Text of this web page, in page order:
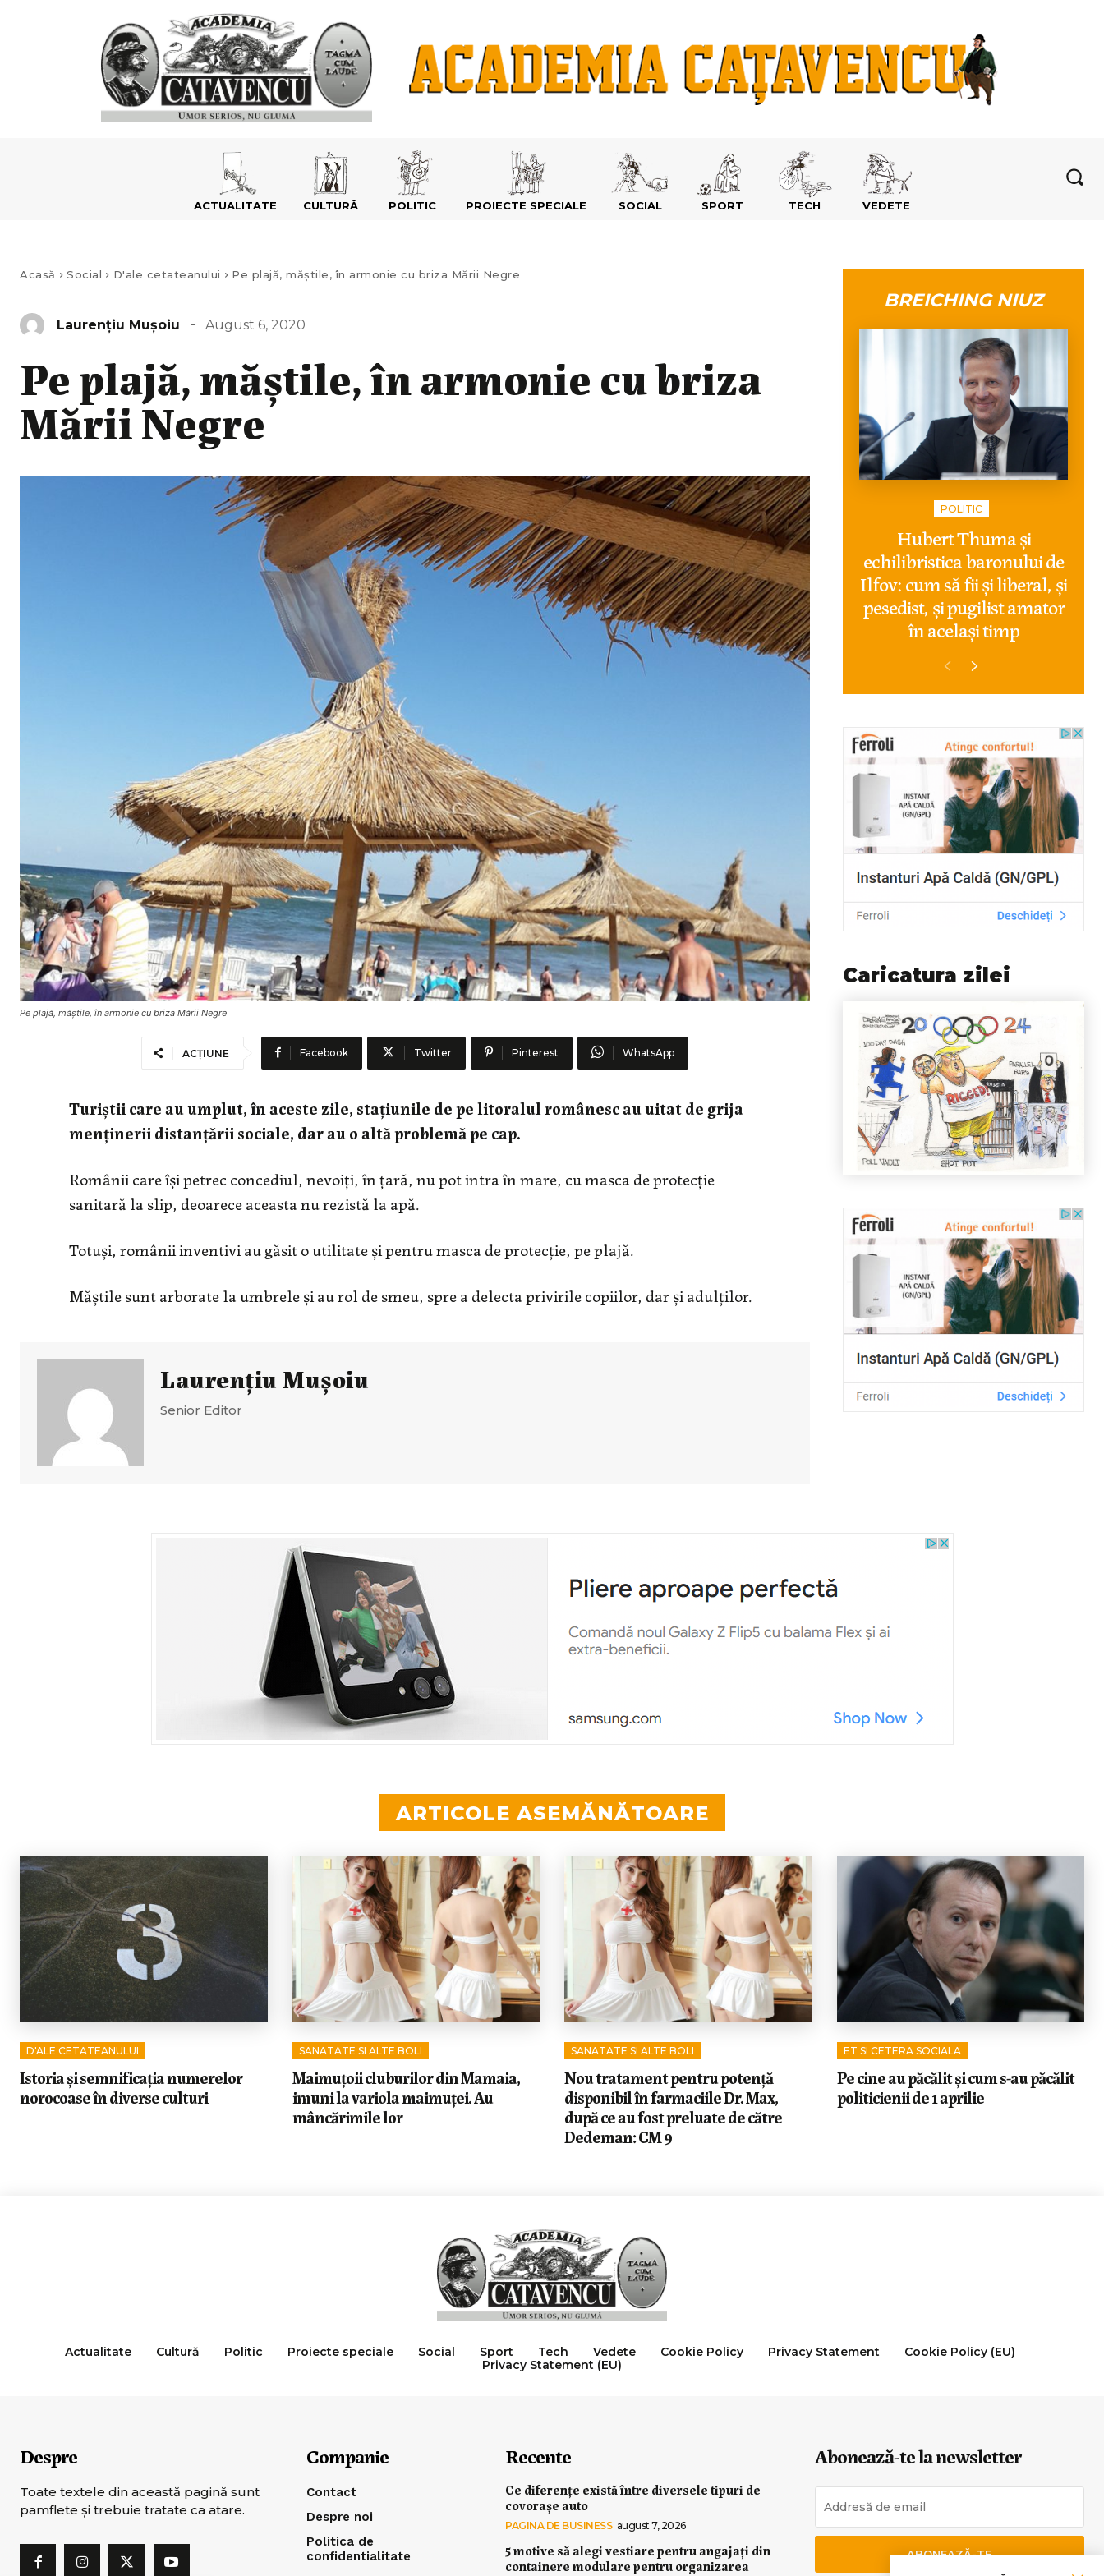
ACTUALITATE CULTURĂ POLITIC PROIECTE SPECIALE SOCIAL SPORT TECH VEDETE
Acasă Social D'ale cetateanului Pe plajă, măștile, în armonie cu briza Mării Negre
Laurenţiu Muşoiu August 6, 2020
Pe plajă, măștile, în armonie cu briza
Mării Negre
Pe plajă, măștile, în armonie cu briza Mării Negre
ACȚIUNE Facebook Twitter Pinterest WhatsApp
Turiștii care au umplut, în aceste zile, stațiunile de pe litoralul românesc au uitat de grija
menținerii distanțării sociale, dar au o altă problemă pe cap.
Românii care își petrec concediul, nevoiți, în țară, nu pot intra în mare, cu masca de protecție
sanitară la slip, deoarece aceasta nu rezistă la apă.
Totuși, românii inventivi au găsit o utilitate și pentru masca de protecție, pe plajă.
Măștile sunt arborate la umbrele și au rol de smeu, spre a delecta privirile copiilor, dar și adulților.
Laurenţiu Muşoiu
Senior Editor
BREICHING NIUZ
POLITIC
Hubert Thuma și
echilibristica baronului de
Ilfov: cum să fii și liberal, și
pesedist, și pugilist amator
în același timp
Caricatura zilei
ARTICOLE ASEMĂNĂTOARE
D'ALE CETATEANULUI
Istoria și semnificația numerelor
norocoase în diverse culturi
SANATATE SI ALTE BOLI
Maimuțoii cluburilor din Mamaia,
imuni la variola maimuței. Au
mâncărimile lor
SANATATE SI ALTE BOLI
Nou tratament pentru potență
disponibil în farmaciile Dr. Max,
după ce au fost preluate de către
Dedeman: CM 9
ET SI CETERA SOCIALA
Pe cine au păcălit și cum s-au păcălit
politicienii de 1 aprilie
Actualitate Cultură Politic Proiecte speciale Social Sport Tech Vedete Cookie Policy Privacy Statement
Cookie Policy (EU)
Privacy Statement (EU)
Despre
Toate textele din această pagină sunt
pamflete şi trebuie tratate ca atare.
Companie
Contact
Despre noi
Politica de
confidentialitate
Recente
Ce diferențe există între diversele tipuri de
covorașe auto
PAGINA DE BUSINESS august 7, 2026
5 motive să alegi vestiare pentru angajați din
containere modulare pentru organizarea
Abonează-te la newsletter
ABONEAZĂ-TE